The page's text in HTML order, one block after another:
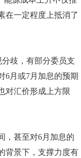
在一定程度上抵消了
歧，有部分委员支
6月或7月加息的预期
对汇价形成上方限
甚至对6月加息的
背景下，支撑力度有